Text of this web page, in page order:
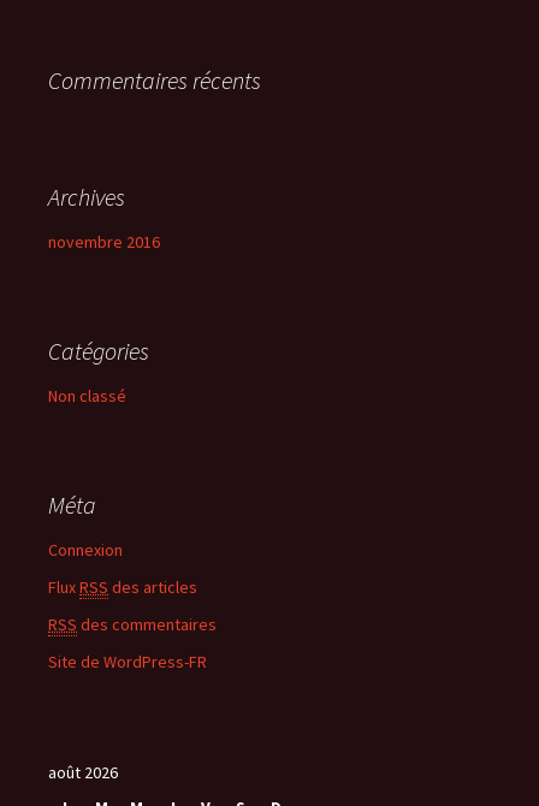
:Commentaires récents
Archives
novembre 2016
Catégories
Non classé
Méta
Connexion
FluxRSS des articles
RSS des commentaires
Site de WordPress-FR
août 2026